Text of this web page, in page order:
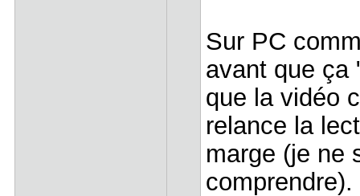
Sur PC
avant que ça
que la vidéo
relance la
marge (je ne
comprendre).